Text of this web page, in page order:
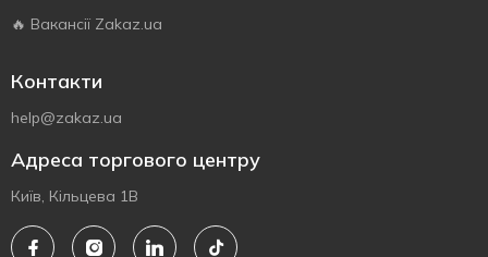
🔥 Вакансії Zakaz.ua
Контакти
help@zakaz.ua
Адреса торгового центру
Київ, Кільцева 1В